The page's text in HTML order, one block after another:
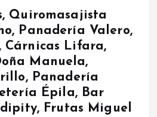
Quiromasajista
Panadería Valero,
Cárnicas Lifara,
Manuela,
Panadería
Épila, Bar
Frutas Miguel